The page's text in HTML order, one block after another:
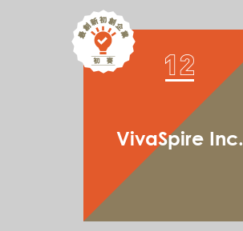
VivaSpire Inc.